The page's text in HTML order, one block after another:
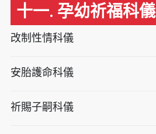
十一. 孕幼祈福科儀
改制性情科儀
安胎護命科儀
祈賜子嗣科儀